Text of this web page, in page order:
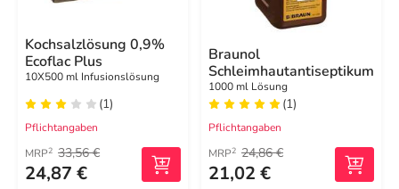
Kochsalzlösung 0,9%
Ecoflac Plus
10X500 ml Infusionslösung
(1)
Pflichtangaben
MRP2 33,56 €
24,87 €
Braunol
Schleimhautantiseptikum
1000 ml Lösung
(1)
Pflichtangaben
MRP2 24,86 €
21,02 €